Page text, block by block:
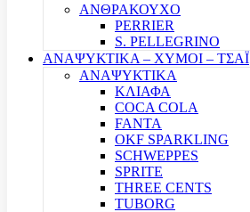
ΑΝΘΡΑΚΟΥΧΟ
PERRIER
S. PELLEGRINO
ΑΝΑΨΥΚΤΙΚΑ – ΧΥΜΟΙ – ΤΣΑΪ
ΑΝΑΨΥΚΤΙΚΑ
ΚΛΙΑΦΑ
COCA COLA
FANTA
OKF SPARKLING
SCHWEPPES
SPRITE
THREE CENTS
TUBORG